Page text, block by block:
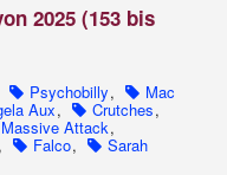
2025 (153 bis
Psychobilly, Mac
Aux, Crutches,
Massive Attack,
, Falco, Sarah